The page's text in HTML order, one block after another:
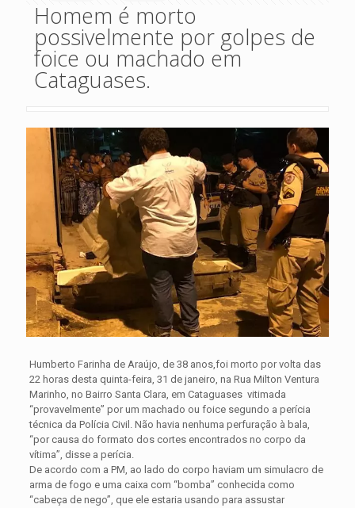
Homem é morto
possivelmente por golpes de
foice ou machado em
Cataguases.
Humberto Farinha de Araújo, de 38 anos,foi morto por volta das
22 horas desta quinta-feira, 31 de janeiro, na Rua Milton Ventura
Marinho, no Bairro Santa Clara, em Cataguases vitimada
“provavelmente” por um machado ou foice segundo a perícia
técnica da Polícia Civil. Não havia nenhuma perfuração à bala,
“por causa do formato dos cortes encontrados no corpo da
vítima”, disse a perícia.
De acordo com a PM, ao lado do corpo haviam um simulacro de
arma de fogo e uma caixa com “bomba” conhecida como
“cabeça de nego”, que ele estaria usando para assustar